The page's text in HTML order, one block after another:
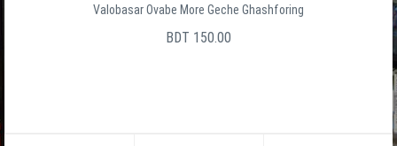
Valobasar Ovabe More Geche Ghashforing
BDT 150.00